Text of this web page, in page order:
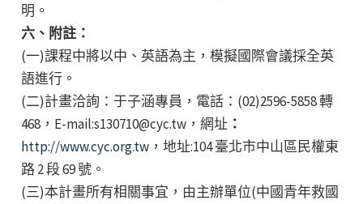
明。
六、附註：
(一)課程中將以中、英語為主，模擬國際會議採全英
語進行。
(二)計畫洽詢：于子涵專員，電話：(02)2596-5858 轉
468，E-mail:s130710@cyc.tw，網址 ：
http://www.cyc.org.tw，地址:104 臺北市中山區民權東
路 2 段 69 號。
(三)本計畫所有相關事宜，由主辦單位(中國青年救國